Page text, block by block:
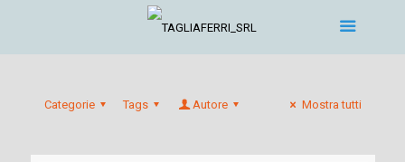
Categorie Tags Autore Mostra tutti